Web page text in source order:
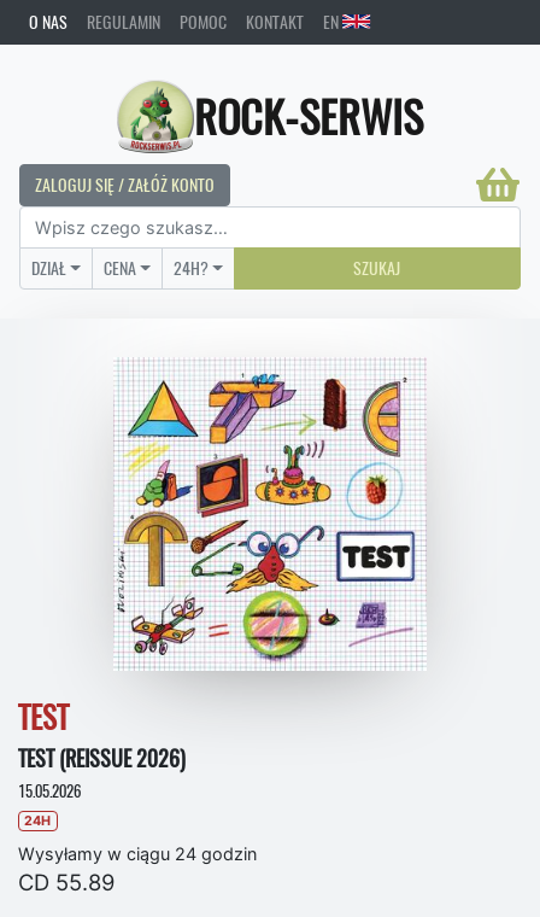
O NAS REGULAMIN POMOC KONTAKT EN
ROCK-SERWIS
ZALOGUJ SIĘ / ZAŁÓŻ KONTO
DZIAŁ CENA 24H? SZUKAJ
TEST
TEST (REISSUE 2026)
15.05.2026
24H
Wysyłamy w ciągu 24 godzin
CD 55.89